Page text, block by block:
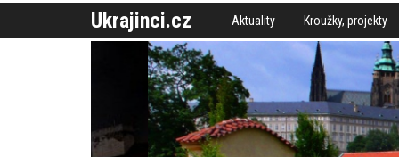
Ukrajinci.cz Aktuality Kroužky, projekty